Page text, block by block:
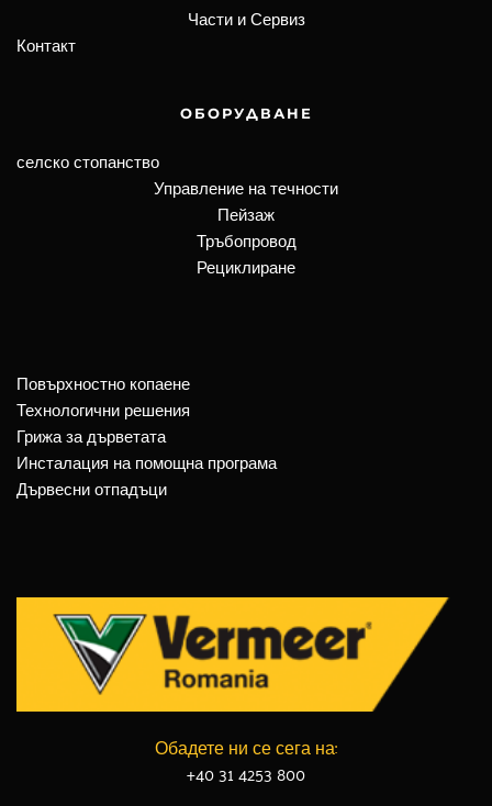
Части и Сервиз
Контакт
ОБОРУДВАНЕ
селско стопанство
Управление на течности
Пейзаж
Тръбопровод
Рециклиране
Повърхностно копаене
Технологични решения
Грижа за дърветата
Инсталация на помощна програма
Дървесни отпадъци
Обадете ни се сега на:
+40 31 4253 800